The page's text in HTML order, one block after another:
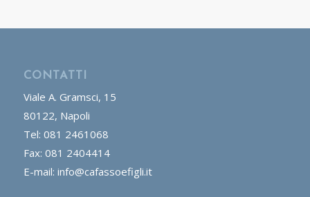
CONTATTI
Viale A. Gramsci, 15
80122, Napoli
Tel: 081 2461068
Fax: 081 2404414
E-mail: info@cafassoefigli.it